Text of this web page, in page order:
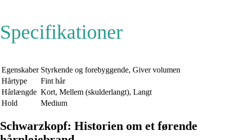
Specifikationer
Egenskaber Styrkende og forebyggende, Giver volumen
Hårtype
Fint hår
Hårlængde Kort, Mellem (skulderlangt), Langt
Hold
Medium
Schwarzkopf: Historien om et førende